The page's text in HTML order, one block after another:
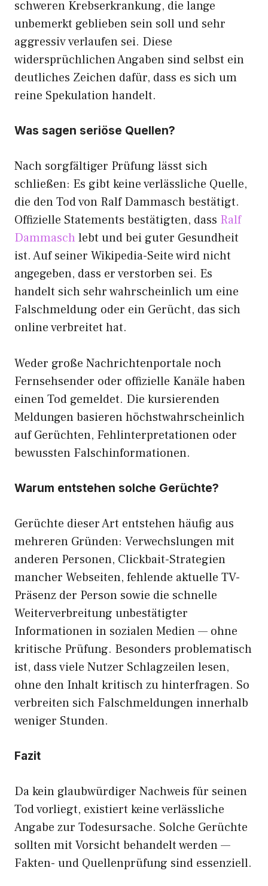
schweren Krebserkrankung, die lange
unbemerkt geblieben sein soll und sehr
aggressiv verlaufen sei. Diese
widersprüchlichen Angaben sind selbst ein
deutliches Zeichen dafür, dass es sich um
reine Spekulation handelt.
Was sagen seriöse Quellen?
Nach sorgfältiger Prüfung lässt sich
schließen: Es gibt keine verlässliche Quelle,
die den Tod von Ralf Dammasch bestätigt.
Offizielle Statements bestätigten, dass Ralf
Dammaschlebt und bei guter Gesundheit
ist. Auf seiner Wikipedia-Seite wird nicht
angegeben, dass er verstorben sei. Es
handelt sich sehr wahrscheinlich um eine
Falschmeldung oder ein Gerücht, das sich
online verbreitet hat.
Weder große Nachrichtenportale noch
Fernsehsender oder offizielle Kanäle haben
einen Tod gemeldet. Die kursierenden
Meldungen basieren höchstwahrscheinlich
auf Gerüchten, Fehlinterpretationen oder
bewussten Falschinformationen.
Warum entstehen solche Gerüchte?
Gerüchte dieser Art entstehen häufig aus
mehreren Gründen: Verwechslungen mit
anderen Personen, Clickbait-Strategien
mancher Webseiten, fehlende aktuelle TV-
Präsenz der Person sowie die schnelle
Weiterverbreitung unbestätigter
Informationen in sozialen Medien — ohne
kritische Prüfung. Besonders problematisch
ist, dass viele Nutzer Schlagzeilen lesen,
ohne den Inhalt kritisch zu hinterfragen. So
verbreiten sich Falschmeldungen innerhalb
weniger Stunden.
Fazit
Da kein glaubwürdiger Nachweis für seinen
Tod vorliegt, existiert keine verlässliche
Angabe zur Todesursache. Solche Gerüchte
sollten mit Vorsicht behandelt werden —
Fakten- und Quellenprüfung sind essenziell.